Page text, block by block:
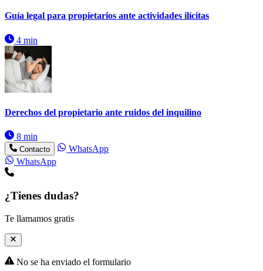
Guía legal para propietarios ante actividades ilícitas
4 min
Derechos del propietario ante ruidos del inquilino
8 min
Contacto
WhatsApp
WhatsApp
¿Tienes dudas?
Te llamamos gratis
No se ha enviado el formulario